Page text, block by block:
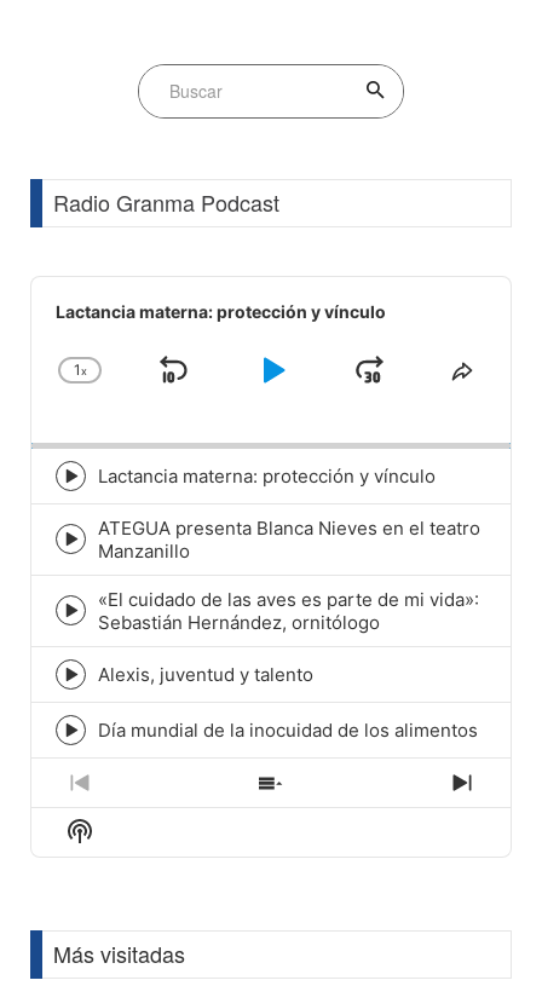
Radio Granma Podcast
Audio
Player
Lactancia materna: protección y vínculo
Change
1x
Skip
Play
JumpShare
Episode
play
icon
Lactancia materna: protección y vínculo
Episode
play
icon
ATEGUA presenta Blanca Nieves en el teatro
Manzanillo
Episode
play
icon
«El cuidado de las aves es parte de mi vida»:
Sebastián Hernández, ornitólogo
Episode
play
icon
Alexis, juventud y talento
Episode
play
icon
Día mundial de la inocuidad de los alimentos
Previous
Episode
Show
Episodes
Next
Show
Podcast
Más visitadas